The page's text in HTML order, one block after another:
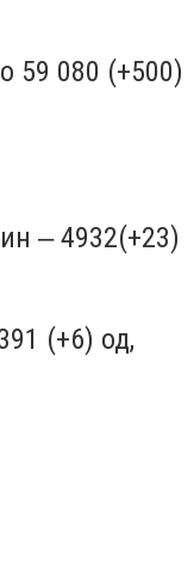
59 080 (+500)
‒ 4932(+23)
(+6) од,